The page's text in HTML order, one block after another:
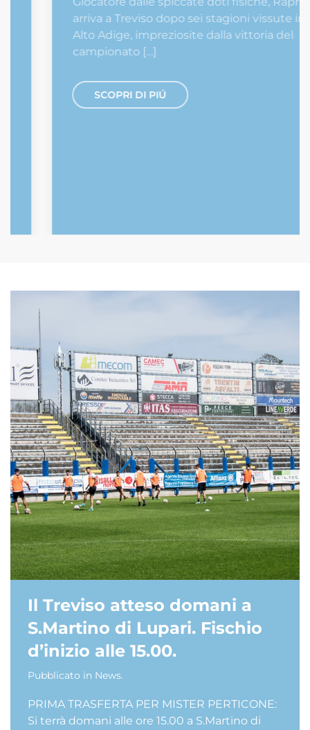
arriva a Treviso dopo sei stagioni vissute in
Alto Adige, impreziosite dalla vittoria del
campionato […]
SCOPRI DI PIÚ
Il Treviso atteso domani a
S.Martino di Lupari. Fischio
d’inizio alle 15.00.
Pubblicato in News.
PRIMA TRASFERTA PER MISTER PERTICONE:
Si terrà domani alle ore 15.00 a S.Martino di